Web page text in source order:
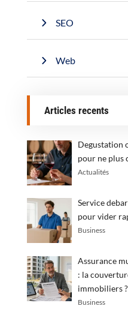
SEO
Web
Articles recents
Degustation
pour ne plus
Actualités
Service
pour vider
Business
Assurance
: la
immobiliers ?
Business